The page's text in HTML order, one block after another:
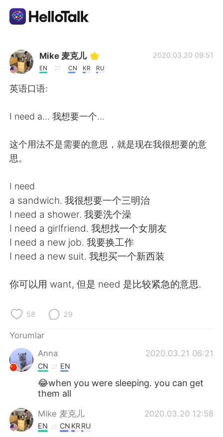
Dil Değişimi Uygulaması
AI Grammar Checker
English 简体中文
العربية Français
Deutsch 日本語
한국어 Русский
Mike 麦克儿
EN CN KR RU
2020.03.20 09:51
英语口语:
I need a... 我想要一个...
这个用法不是需要的意思，就是现在我很想要的意
思。
I need
a sandwich. 我很想要一个三明治
I need a shower. 我要洗个澡
I need a girlfriend. 我想找一个女朋友
I need a new job. 我要换工作
I need a new suit. 我想买一个新西装
你可以用 want, 但是 need 是比较紧急的意思.
58 29
Yorumlar
Anna
2020.03.21 06:21
CN EN
😂when you were sleeping. you can get
them all
Mike 麦克儿 2020.03.20 12:58
EN CN KRRU